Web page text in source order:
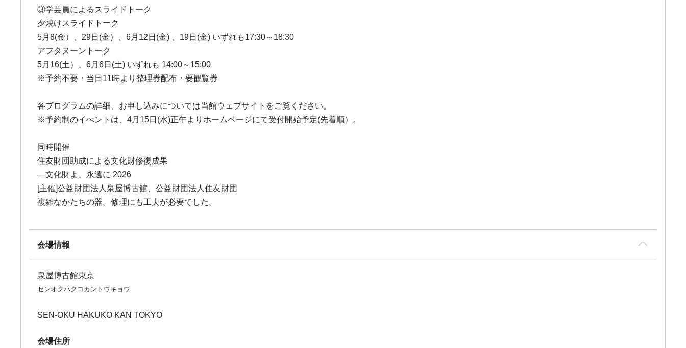
③学芸員によるスライドトーク
夕焼けスライドトーク
5月8(金）、29日(金）、6月12日(金) 、19日(金) いずれも17:30～18:30
アフタヌーントーク
5月16(土）、6月6日(土) いずれも 14:00～15:00
※予約不要・当日11時より整理券配布・要観覧券
各ブログラムの詳細、お申し込みについては当館ウェブサイトをご覧ください。
※予約制のイべントは、4月15日(水)正午よりホームベージにて受付開始予定(先着順）。
同時開催
住友財団助成による文化財修復成果
―文化財よ、永遠に 2026
[主催]公益財団法人泉屋博古館、公益財団法人住友財団
複雑なかたちの器。修理にも工夫が必要でした。
会場情報
泉屋博古館東京
センオクハクコカントウキョウ
SEN-OKU HAKUKO KAN TOKYO
会場住所